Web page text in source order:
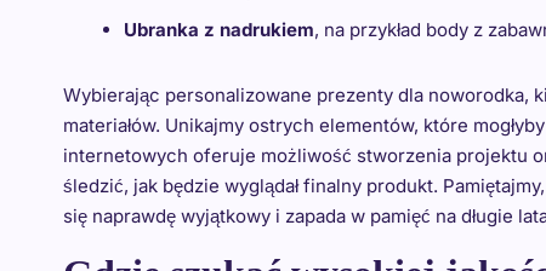
Ubranka z nadrukiem, na przykład body z
Wybierając personalizowane prezenty dla noworodka,
materiałów. Unikajmy ostrych elementów, które
internetowych oferuje możliwość stworzenia projektu
śledzić, jak będzie wyglądał finalny produkt.
się naprawdę wyjątkowy i zapada w pamięć na długie